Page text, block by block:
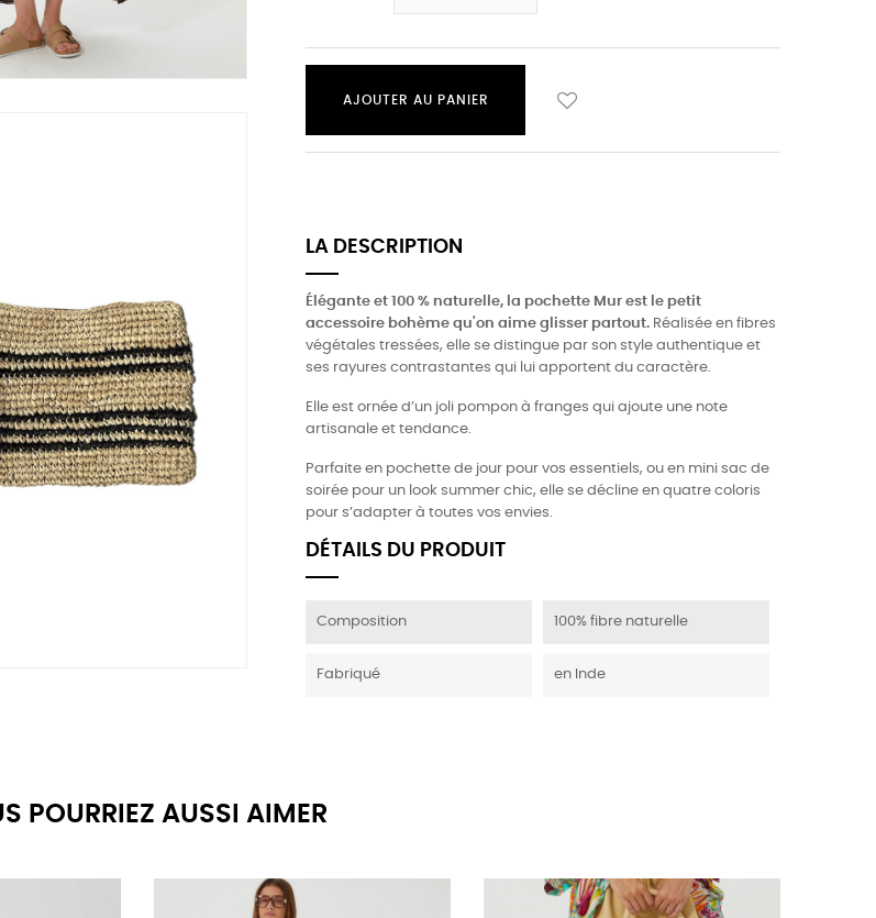
AJOUTER AU PANIER
LA DESCRIPTION
Élégante et 100 % naturelle, la pochette Mur est le petit
accessoire bohème qu'on aime glisser partout. Réalisée en fibres
végétales tressées, elle se distingue par son style authentique et
ses rayures contrastantes qui lui apportent du caractère.
Elle est ornée d’un joli pompon à franges qui ajoute une note
artisanale et tendance.
Parfaite en pochette de jour pour vos essentiels, ou en mini sac de
soirée pour un look summer chic, elle se décline en quatre coloris
pour s’adapter à toutes vos envies.
DÉTAILS DU PRODUIT
Composition 100% fibre naturelle
Fabriqué en Inde
POURRIEZ AUSSI AIMER